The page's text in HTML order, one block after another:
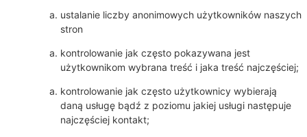
ustalanie liczby anonimowych użytkowników naszych
stron
kontrolowanie jak często pokazywana jest
użytkownikom wybrana treść i jaka treść najczęściej;
kontrolowanie jak często użytkownicy wybierają
daną usługę bądź z poziomu jakiej usługi następuje
najczęściej kontakt;